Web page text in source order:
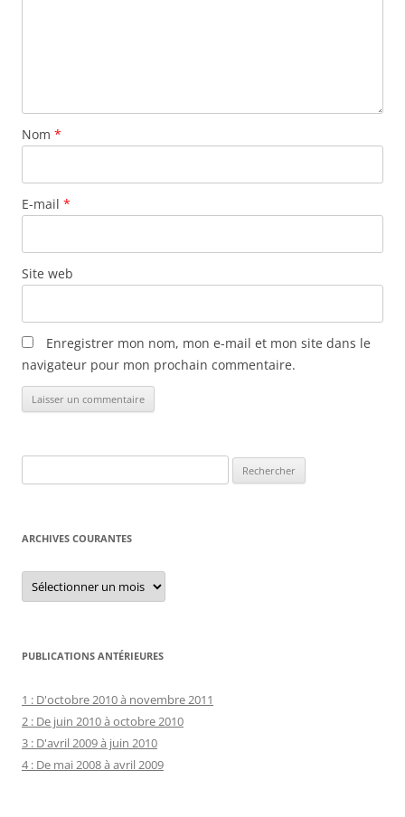
Nom *
E-mail *
Site web
Enregistrer mon nom, mon e-mail et mon site dans le
navigateur pour mon prochain commentaire.
ARCHIVES COURANTES
Archives
courantes
PUBLICATIONS ANTÉRIEURES
1 : D'octobre 2010 à novembre 2011
2 : De juin 2010 à octobre 2010
3 : D'avril 2009 à juin 2010
4 : De mai 2008 à avril 2009